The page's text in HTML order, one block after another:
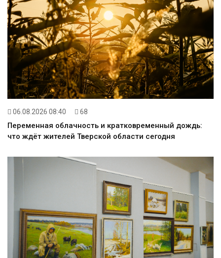
06.08.2026 08:40 68
Переменная облачность и кратковременный дождь:
что ждёт жителей Тверской области сегодня